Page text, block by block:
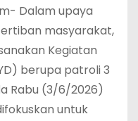
Dalam upaya
masyarakat,
Kegiatan
berupa patroli 3
Rabu (3/6/2026)
untuk